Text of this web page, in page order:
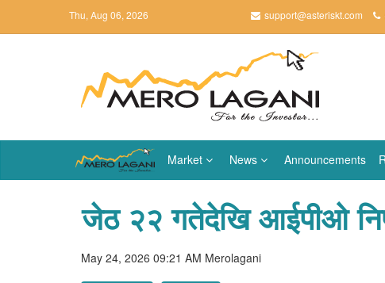
Thu, Aug 06, 2026 support@asteriskt.com
Market News Announcements
जेठ २२ गतेदेखि आईपीओ
May 24, 2026 09:21 AM Merolagani